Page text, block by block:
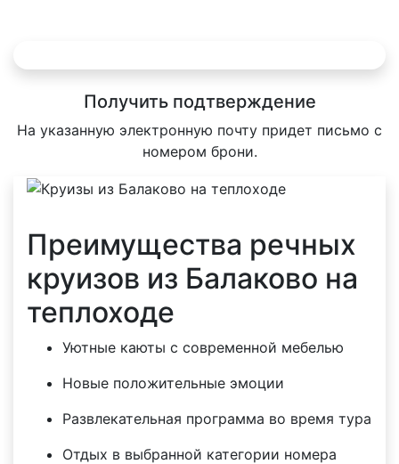
Получить подтверждение
На указанную электронную почту придет письмо с
номером брони.
Преимущества речных
круизов из Балаково на
теплоходе
Уютные каюты с современной мебелью
Новые положительные эмоции
Развлекательная программа во время тура
Отдых в выбранной категории номера